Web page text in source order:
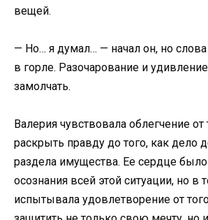
вещей.
— Но… я думал… — начал он, но слова
в горле. Разочарование и
замолчать.
Валерия чувствовала облегчение от
раскрыть правду до того, как дело
раздела имущества. Ее сердце
осознания всей этой ситуации, но в
испытывала удовлетворение от